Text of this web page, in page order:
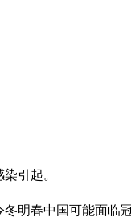
引起。
明春中国可能面临